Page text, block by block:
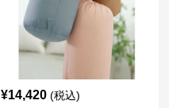
¥14,420 (税込)